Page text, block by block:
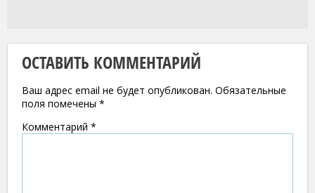
ОСТАВИТЬ КОММЕНТАРИЙ
Ваш адрес email не будет опубликован. Обязательные
поля помечены *
Комментарий *